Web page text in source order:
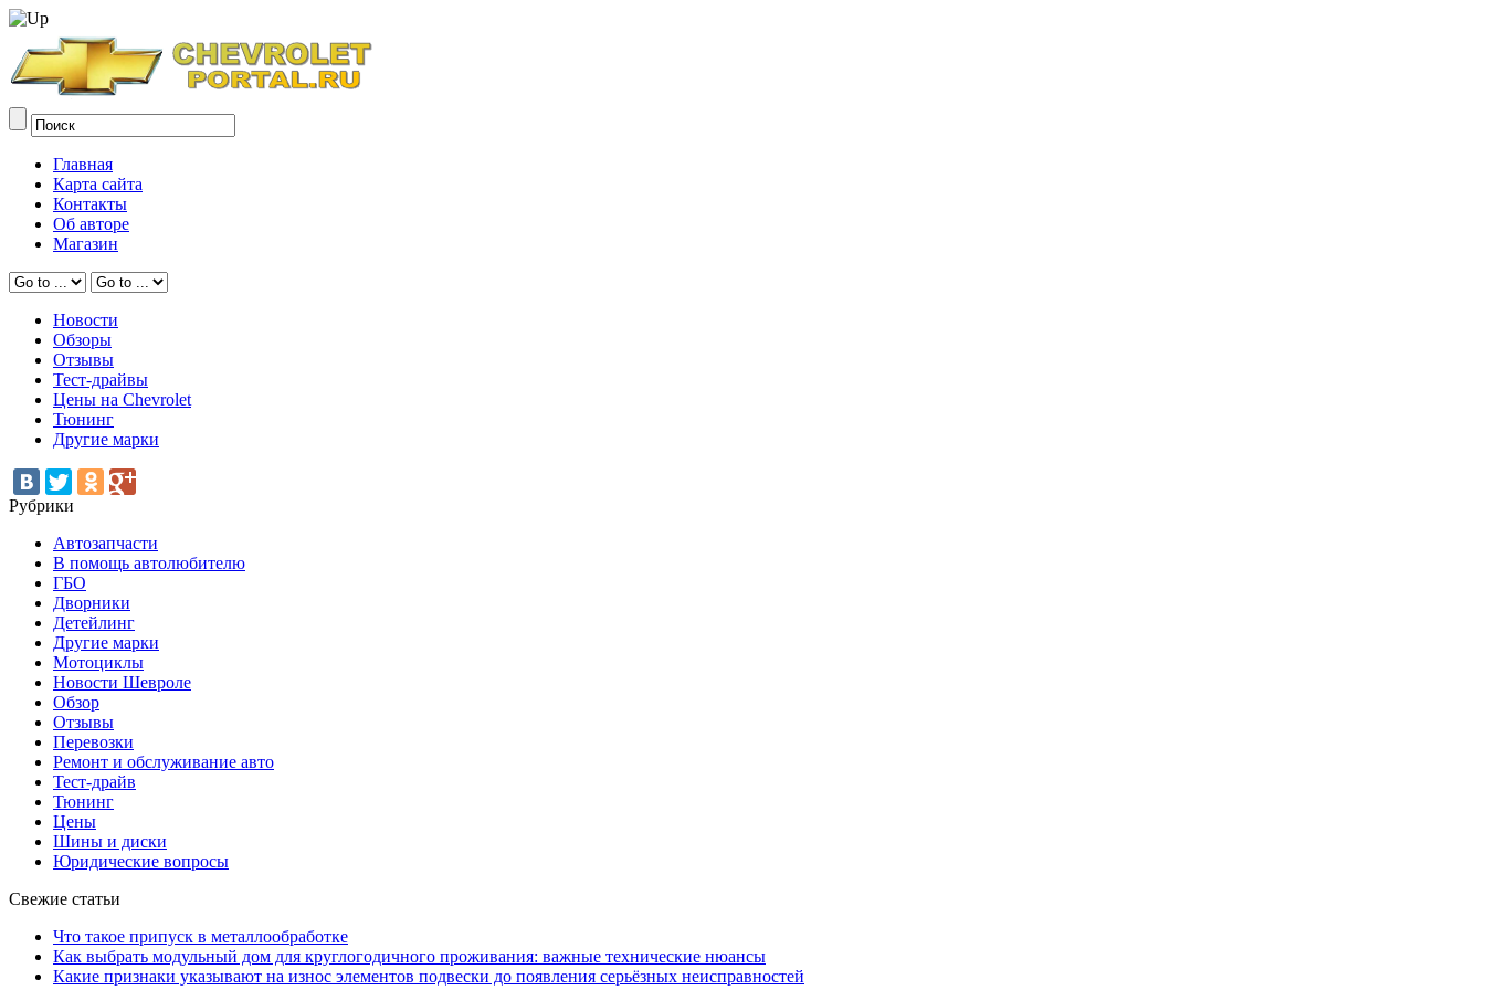
Главная
Карта сайта
Контакты
Об авторе
Магазин
Новости
Обзоры
Отзывы
Тест-драйвы
Цены на Chevrolet
Тюнинг
Другие марки
Рубрики
Автозапчасти
В помощь автолюбителю
ГБО
Дворники
Детейлинг
Другие марки
Мотоциклы
Новости Шевроле
Обзор
Отзывы
Перевозки
Ремонт и обслуживание авто
Тест-драйв
Тюнинг
Цены
Шины и диски
Юридические вопросы
Свежие статьи
Что такое припуск в металлообработке
Как выбрать модульный дом для круглогодичного проживания: важные технические нюансы
Какие признаки указывают на износ элементов подвески до появления серьёзных неисправностей